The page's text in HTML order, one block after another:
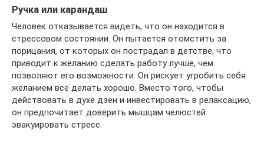
Ручка или карандаш
Человек отказывается видеть, что он находится в
стрессовом состоянии. Он пытается отомстить за
порицания, от которых он пострадал в детстве, что
приводит к желанию сделать работу лучше, чем
позволяют его возможности. Он рискует угробить себя
желанием все делать хорошо. Вместо того, чтобы
действовать в духе дзен и инвестировать в релаксацию,
он предпочитает доверить мышцам челюстей
эвакуировать стресс.